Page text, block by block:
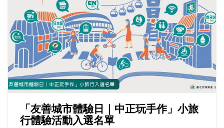
「友善城市體驗日｜中正玩手作」小旅
行體驗活動入選名單